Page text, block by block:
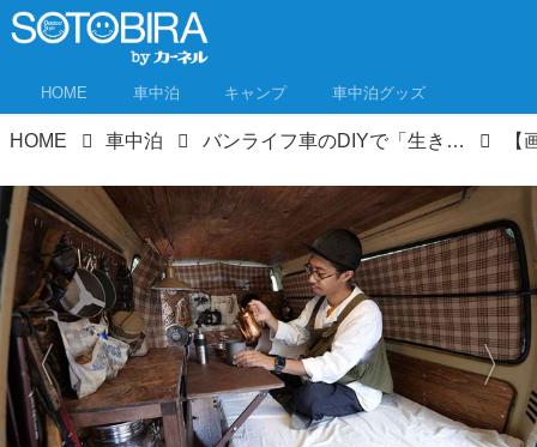
HOME 車中泊 キャンプ 車中泊グッズ
HOME 車中泊 バンライフ車のDIYで「生き方」が変わった車中泊の達人に聞く、車中泊の快適就寝術